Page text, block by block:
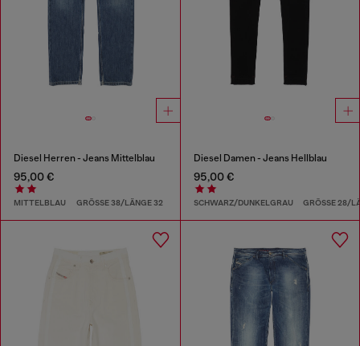
Diesel Herren - Jeans Mittelblau
95,00 €
MITTELBLAU GRÖSSE 38/LÄNGE 32
Diesel Damen - Jeans Hellblau
95,00 €
SCHWARZ/DUNKELGRAU GRÖSSE 28/